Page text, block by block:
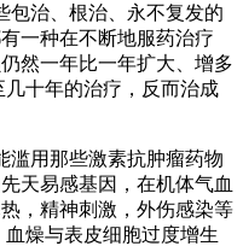
包治、根治、永不复发的
一种在不断地服药治疗
然一年比一年扩大、增多
十年的治疗，反而治成
滥用那些激素抗肿瘤药物
天易感基因，在机体气血
，精神刺激，外伤感染等
燥与表皮细胞过度增生